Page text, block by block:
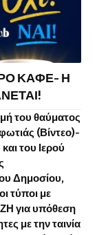
ΚΑΦΕ- Η
του θαύματος
(Βίντεο)-
του Ιερού
Δημοσίου,
τύποι με
για υπόθεση
με την ταινία